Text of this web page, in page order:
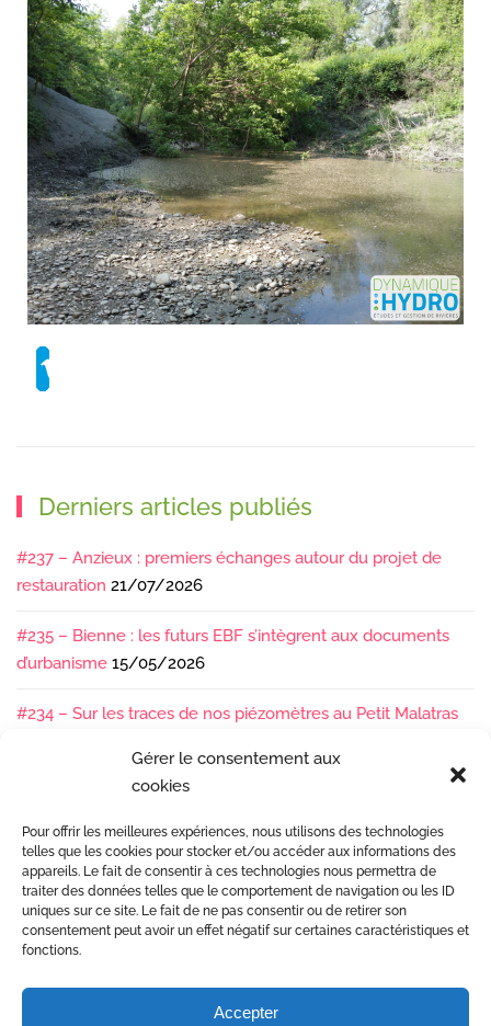
Gérer le consentement aux
cookies
Pour offrir les meilleures expériences, nous utilisons des technologies
telles que les cookies pour stocker et/ou accéder aux informations des
appareils. Le fait de consentir à ces technologies nous permettra de
traiter des données telles que le comportement de navigation ou les ID
uniques sur ce site. Le fait de ne pas consentir ou de retirer son
consentement peut avoir un effet négatif sur certaines caractéristiques et
fonctions.
Accepter
Derniers articles publiés
#237 – Anzieux : premiers échanges autour du projet de
restauration 21/07/2026
#235 – Bienne : les futurs EBF s’intègrent aux documents
d’urbanisme 15/05/2026
#234 – Sur les traces de nos piézomètres au Petit Malatras
#233 – Les sédiments, ça se suit en équipe !
#232 – Sur le terrain avec l’Isère : ça bouge sous nos pieds !
07/04/2026